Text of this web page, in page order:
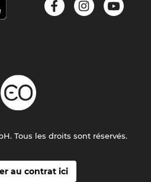
au contrat ici
Tous les droits sont réservés.